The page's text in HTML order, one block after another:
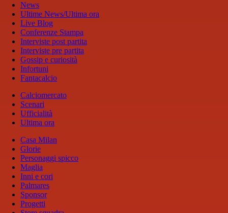
News
Ultime News/Ultima ora
Live Blog
Conferenze Stampa
Interviste post partita
Interviste pre partita
Gossip e curiosità
Infortuni
Fantacalcio
Calciomercato
Scenari
Ufficialità
Ultima ora
Casa Milan
Glorie
Personaggi spicco
Maglia
Inni e cori
Palmares
Sponsor
Progetti